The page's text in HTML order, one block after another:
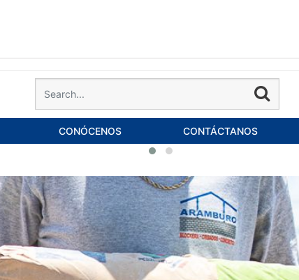
CONÓCENOS CONTÁCTANOS